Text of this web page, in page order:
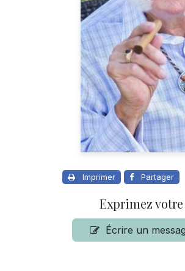
Imprimer Partager
Exprimez
Écrire un